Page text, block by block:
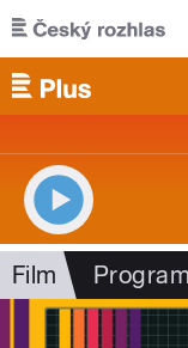
Přejít k hlavnímu
Film Program